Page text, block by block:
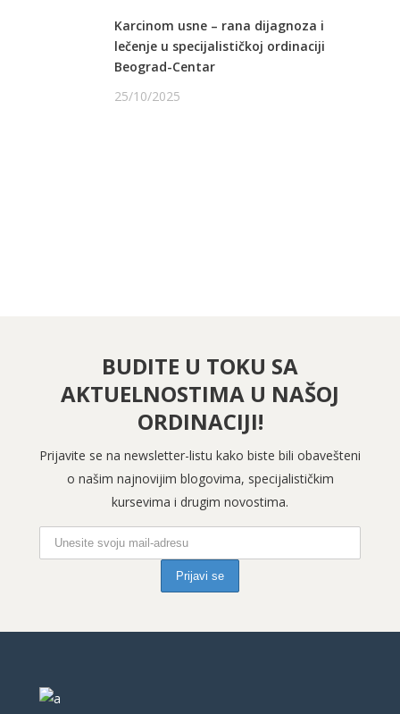
Karcinom usne – rana dijagnoza i
lečenje u specijalističkoj ordinaciji
Beograd-Centar
25/10/2025
BUDITE U TOKU SA
AKTUELNOSTIMA U NAŠOJ
ORDINACIJI!
Prijavite se na newsletter-listu kako biste bili obavešteni
o našim najnovijim blogovima, specijalističkim
kursevima i drugim novostima.